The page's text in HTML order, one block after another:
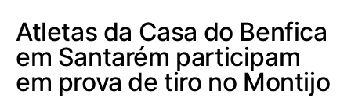
Atletas da Casa do Benfica
em Santarém participam
em prova de tiro no Montijo